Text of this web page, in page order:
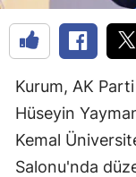
Kurum, AK Parti
Hüseyin
Kemal
Salonu'nda